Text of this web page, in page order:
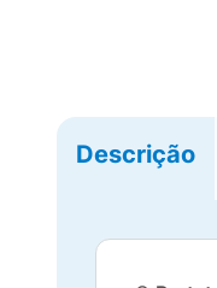
Descrição